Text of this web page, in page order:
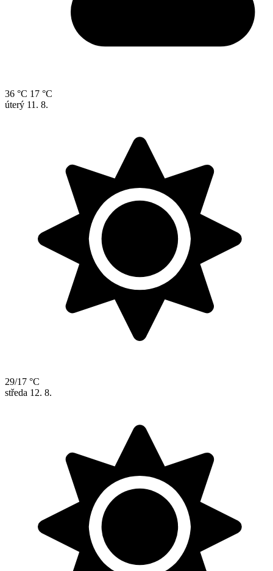
36 °C 17 °C
úterý 11. 8.
29/17 °C
středa 12. 8.